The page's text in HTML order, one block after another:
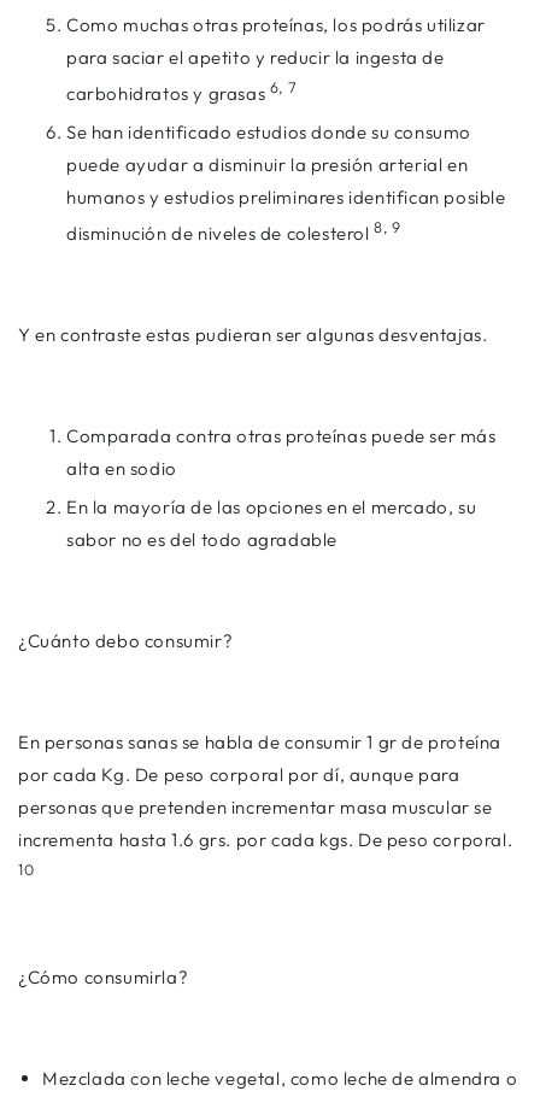
Como muchas otras proteínas, los podrás utilizar
para saciar el apetito y reducir la ingesta de
carbohidratos y grasas 6, 7
Se han identificado estudios donde su consumo
puede ayudar a disminuir la presión arterial en
humanos y estudios preliminares identifican posible
disminución de niveles de colesterol8, 9
Y en contraste estas pudieran ser algunas desventajas.
Comparada contra otras proteínas puede ser más
alta en sodio
En la mayoría de las opciones en el mercado, su
sabor no es del todo agradable
¿Cuánto debo consumir?
En personas sanas se habla de consumir 1 gr de proteína
por cada Kg. De peso corporal por dí, aunque para
personas que pretenden incrementar masa muscular se
incrementa hasta 1.6 grs. por cada kgs. De peso corporal.
10
¿Cómo consumirla?
Mezclada con leche vegetal, como leche de almendra o